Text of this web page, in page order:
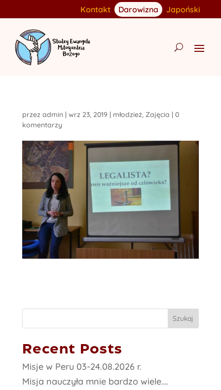
Kontakt Darowizna Japoński
przez admin wrz 23, 2019 młodzież, Zajęcia
0
komentarzy
Szukaj
Recent Posts
Misje w Peru 03-24.08.2026 r.
Misja nauczyła mnie bardzo wiele….